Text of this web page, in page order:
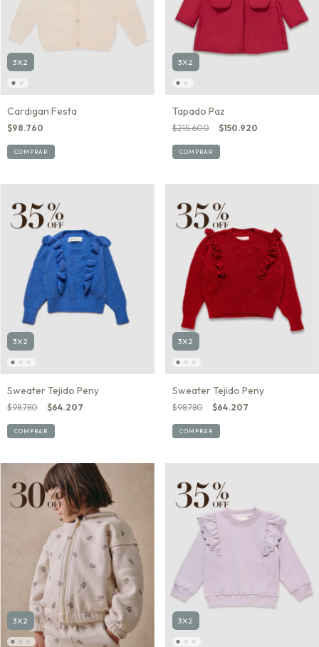
3X2
Cardigan Festa
$98.760
COMPRAR
3X2
Tapado Paz
$215.600 $150.920
COMPRAR
3X2
Sweater Tejido Peny
$98.780 $64.207
COMPRAR
3X2
Sweater Tejido Peny
$98.780 $64.207
COMPRAR
3X2 3X2